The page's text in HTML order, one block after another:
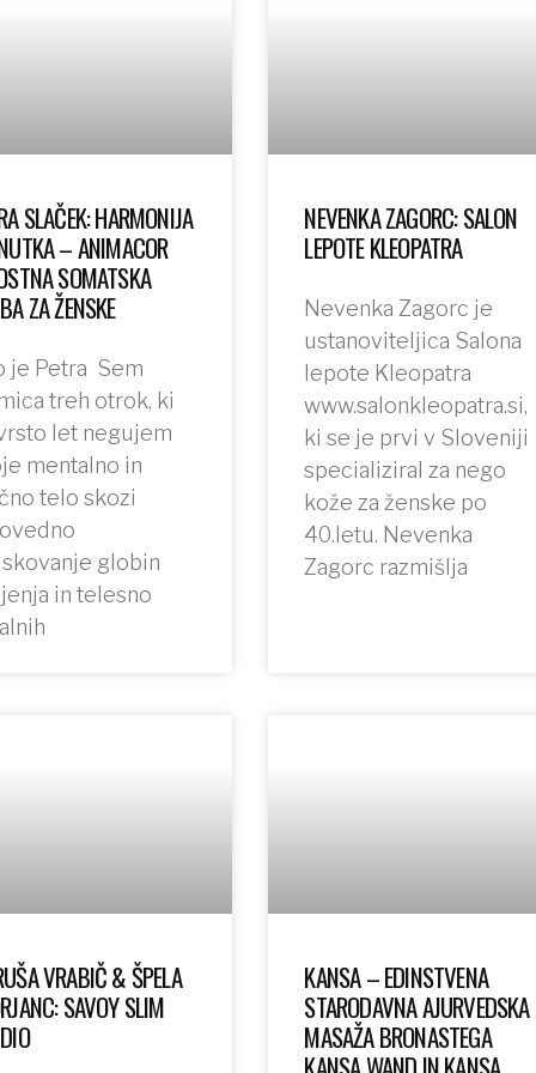
SLAČEK: HARMONIJA
– ANIMACOR
SOMATSKA
ZA ŽENSKE
je Petra Sem
treh otrok, ki
let negujem
mentalno in
telo skozi
globin
in telesno
NEVENKA ZAGORC: SALON
LEPOTE KLEOPATRA
Nevenka Zagorc je
ustanoviteljica Salona
lepote Kleopatra
www.salonkleopatra.si,
ki se je prvi v Sloveniji
specializiral za nego
kože za ženske po
40.letu. Nevenka
Zagorc razmišlja
VRABIČ & ŠPELA
SAVOY SLIM
KANSA – EDINSTVENA
STARODAVNA AJURVEDSKA
MASAŽA BRONASTEGA